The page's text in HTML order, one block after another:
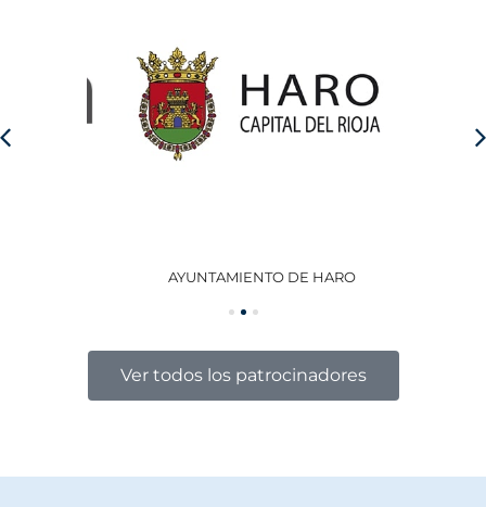
AYUNTAMIENTO DE HARO
Ver todos los patrocinadores